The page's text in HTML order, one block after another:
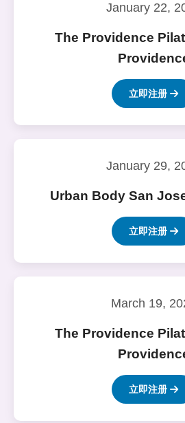
January 22,
The Providence
立即注册
January 29,
Urban Body San
立即注册
March 19,
The Providence
立即注册